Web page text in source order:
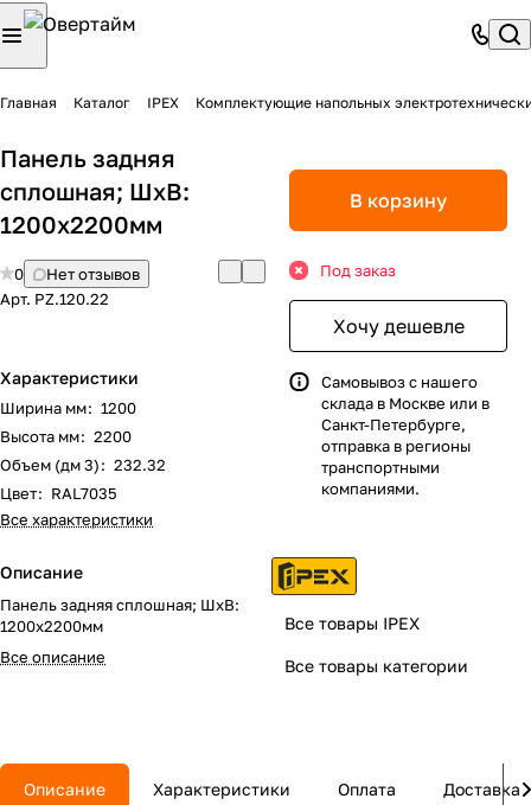
Главная Каталог IPEX Комплектующие напольных
Панель задняя
сплошная; ШхВ:
1200х2200мм
0
Нет отзывов
Арт. PZ.120.22
Характеристики
Ширина мм: 1200
Высота мм: 2200
Объем (дм 3): 232.32
Цвет: RAL7035
Все характеристики
Описание
Панель задняя сплошная; ШхВ:
1200х2200мм
Все описание
В корзину
Под заказ
Хочу дешевле
Самовывоз с нашего
склада в Москве или в
Санкт-Петербурге,
отправка в регионы
транспортными
компаниями.
Все товары IPEX
Все товары категории
Описание Характеристики Оплата Доставка